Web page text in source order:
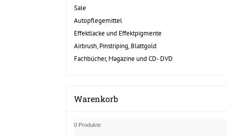
Sale
Autopflegemittel
Effektlacke und Effektpigmente
Airbrush, Pinstriping, Blattgold
Fachbücher, Magazine und CD- DVD
Warenkorb
0 Produkte